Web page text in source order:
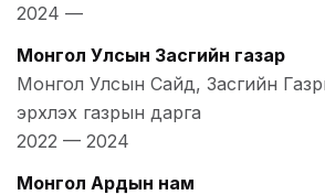
2024 —
Монгол Улсын Засгийн газар
Монгол Улсын Сайд, Засгийн
эрхлэх газрын дарга
2022 — 2024
Монгол Ардын нам